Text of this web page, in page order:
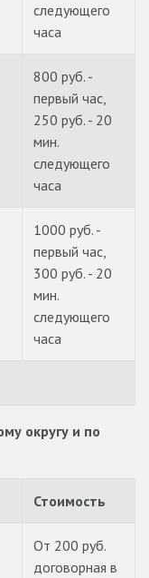
следующего
часа
800 руб. -
первый час,
250 руб. - 20
мин.
следующего
часа
1000 руб. -
первый час,
300 руб. - 20
мин.
следующего
часа
округу и по
Стоимость
От 200 руб.
договорная в